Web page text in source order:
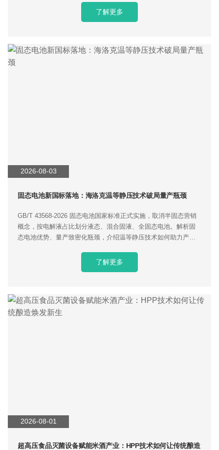
了解更多
2026-08-03
固态电池新国标落地：海洛克温等静压技术破局量产瓶颈
GB/T 43568‑2026 固态电池国家标准正式实施，取消半固态营销
概念，按电解液占比划分液态、混合固液、全固态电池。解析固
态电池优势、量产致密化瓶颈，介绍温等静压技术如何助力产业
了解更多
2026-08-01
超高压食品灭菌设备赋能米酒产业：HPP技术如何让传统酿造